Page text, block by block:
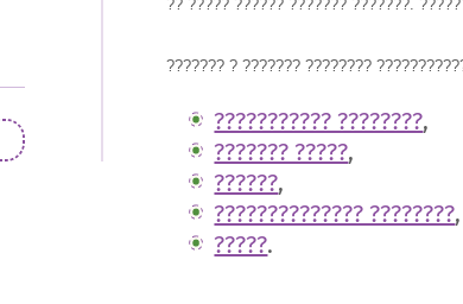
?? ????? ?????? ??????? ???????.
??????? ? ??????? ????????
??????????? ????????,
??????? ?????,
??????,
?????????????? ????????,
?????.